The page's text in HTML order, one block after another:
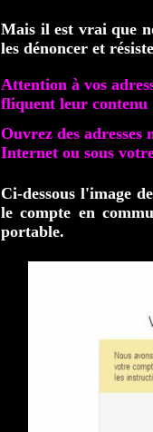
Mais il est vrai que
les dénoncer et
Attention à vos
fliquent leur contenu
Ouvrez des adresses
Internet ou sous
Ci-dessous l'image
le compte en
portable.